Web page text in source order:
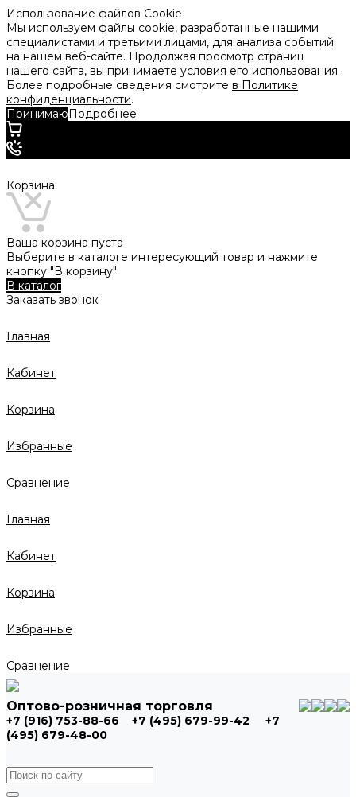
Использование файлов Cookie
Мы используем файлы cookie, разработанные нашими
специалистами и третьими лицами, для анализа событий
на нашем веб-сайте. Продолжая просмотр страниц
нашего сайта, вы принимаете условия его использования.
Более подробные сведения смотрите в Политике
конфиденциальности.
ПринимаюПодробнее
Корзина
Ваша корзина пуста
Выберите в каталоге интересующий товар и нажмите
кнопку "В корзину"
В каталог
Заказать звонок
Главная
Кабинет
Корзина
Избранные
Сравнение
Главная
Кабинет
Корзина
Избранные
Сравнение
Оптово-розничная торговля
+7 (916) 753-88-66 +7 (495) 679-99-42
+7
(495) 679-48-00